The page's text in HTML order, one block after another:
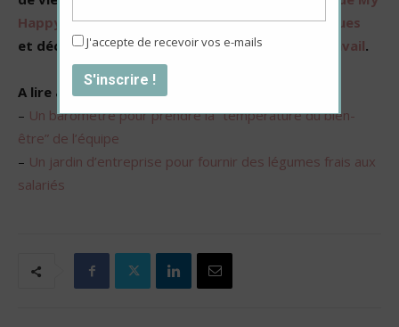
Happy Job, parcoureznos hors-séries thématiques
et découvreznotre annuaire du bien-être au travail.
A lire aussi :
– Un baromètre pour prendre la “température du bien-
être” de l’équipe
– Un jardin d’entreprise pour fournir des légumes frais aux
salariés
J'accepte de recevoir vos e-mails